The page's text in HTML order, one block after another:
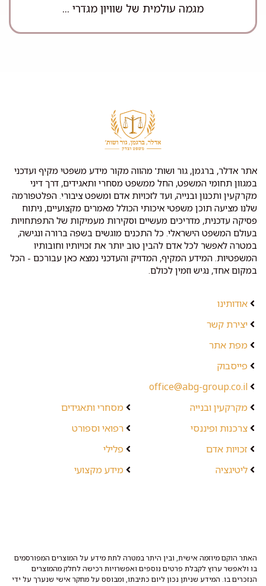
מגמה עולמית של שוויון מגדרי ...
אתר אדלר, ברגמן, גור ושות' מהווה מקור מידע משפטי מקיף ועדכני
במגוון תחומי המשפט, החל ממשפט מסחרי ותאגידים, דרך דיני
מקרקעין ותכנון ובנייה, ועד לזכויות אדם ומשפט ציבורי. הפלטפורמה
שלנו מציעה תוכן משפטי איכותי הכולל מאמרים מקצועיים, ניתוח
פסיקה עדכנית, מדריכים מעשיים וסקירות מעמיקות של התפתחויות
בעולם המשפט הישראלי. כל התכנים מוגשים בשפה ברורה ונגישה,
במטרה לאפשר לכל אדם להבין טוב יותר את זכויותיו וחובותיו
המשפטיות. המידע המקיף, המדויק והעדכני נמצא כאן עבורכם - הכל
במקום אחד, נגיש וזמין לכולם.
אודותינו
יצירת קשר
מפת אתר
פייסבוק
office@abg-group.co.il
מקרקעין ובנייה
צרכנות ופיננסי
זכויות אדם
ליטיגציה
מסחרי ותאגידים
רפואי וספורט
פלילי
מידע מקצועי
האתר הוקם מיוזמה אישית, ובין היתר במטרה לתת מידע על המוצרים המפורסמים
בו ולאפשר ערוץ לקבלת פרטים נוספים ואפשרויות רכישה לחלק מהמוצרים
הנזכרים בו. המידע שניתן נכון ליום כתיבתו, ומבוסס על מחקר אישי שנערך על ידי